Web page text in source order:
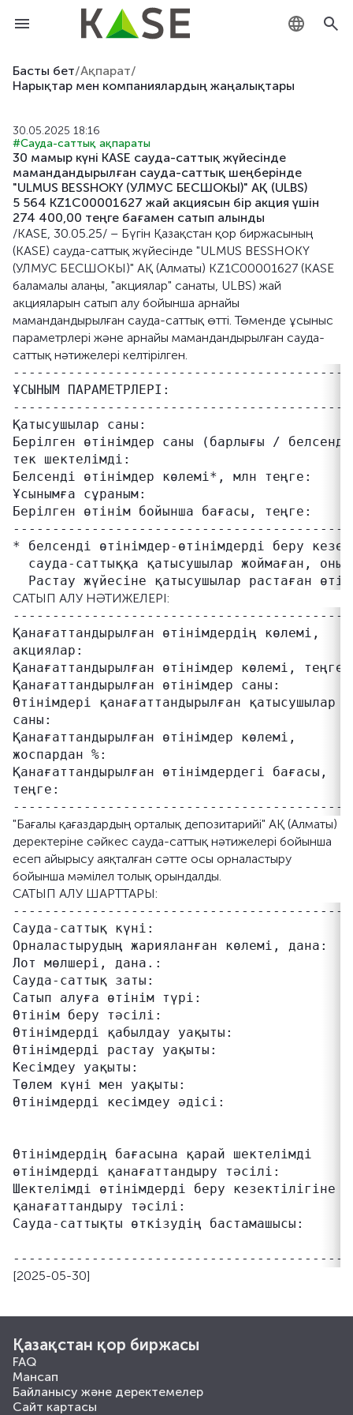
Басты бет/Ақпарат/
Нарықтар мен компаниялардың жаңалықтары
30.05.2025 18:16
#Сауда-саттық ақпараты
30 мамыр күні KASE сауда-саттық жүйесінде
мамандандырылған сауда-саттық шеңберінде
"ULMUS BESSHOKY (УЛМУС БЕСШОКЫ)" АҚ (ULBS)
5 564 KZ1C00001627 жай акциясын бір акция үшін
274 400,00 теңге бағамен сатып алынды
/KASE, 30.05.25/ – Бүгін Қазақстан қор биржасының
(KASE) сауда-саттық жүйесінде "ULMUS BESSHOKY
(УЛМУС БЕСШОКЫ)" АҚ (Алматы) KZ1C00001627 (KASE
баламалы алаңы, "акциялар" санаты, ULBS) жай
акцияларын сатып алу бойынша арнайы
мамандандырылған сауда-саттық өтті. Төменде ұсыныс
параметрлері және арнайы мамандандырылған сауда-
саттық нәтижелері келтірілген.
ҰСЫНЫМ ПАРАМЕТРЛЕРІ:
Қатысушылар саны:
Берілген өтінімдер саны (барлығы /
тек шектелімді:
Белсенді өтінімдер көлемі*, млн теңге:
Ұсынымға сұраным:
Берілген өтінім бойынша бағасы, теңге:
* белсенді өтінімдер-өтінімдерді беру
сауда-саттыққа қатысушылар жоймаған,
САТЫП АЛУ НӘТИЖЕЛЕРІ:
Қанағаттандырылған өтінімдердің көлемі,
акциялар:
Қанағаттандырылған өтінімдер көлемі,
Қанағаттандырылған өтінімдер саны:
Өтінімдері қанағаттандырылған қатысушылар
саны:
Қанағаттандырылған өтінімдер көлемі,
жоспардан %:
Қанағаттандырылған өтінімдердегі бағасы,
теңге:
"Бағалы қағаздардың орталық депозитарийі" АҚ (Алматы)
деректеріне сәйкес сауда-саттық нәтижелері бойынша
есеп айырысу аяқталған сәтте осы орналастыру
бойынша мәмілел толық орындалды.
САТЫП АЛУ ШАРТТАРЫ:
Сауда-саттық күні:
Орналастырудың жарияланған көлемі,
Лот мөлшері, дана.:
Сауда-саттық заты:
Сатып алуға өтінім түрі:
Өтінім беру тәсілі:
Өтінімдерді қабылдау уақыты:
Өтінімдерді растау уақыты:
Кесімдеу уақыты:
Төлем күні мен уақыты:
Өтінімдерді кесімдеу әдісі:
Өтінімдердің бағасына қарай шектелімді
өтінімдерді қанағаттандыру тәсілі:
Шектелімді өтінімдерді беру кезектілігіне
қанағаттандыру тәсілі:
Сауда-саттықты өткізудің бастамашысы:
[2025-05-30]
Қазақстан қор биржасы
FAQ
Мансап
Байланысу және деректемелер
Сайт картасы